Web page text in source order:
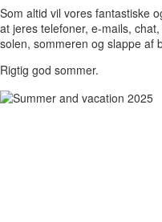
Som altid vil vores fantastiske
at jeres telefoner, e-mails,
solen, sommeren og slappe af
Rigtig god sommer.